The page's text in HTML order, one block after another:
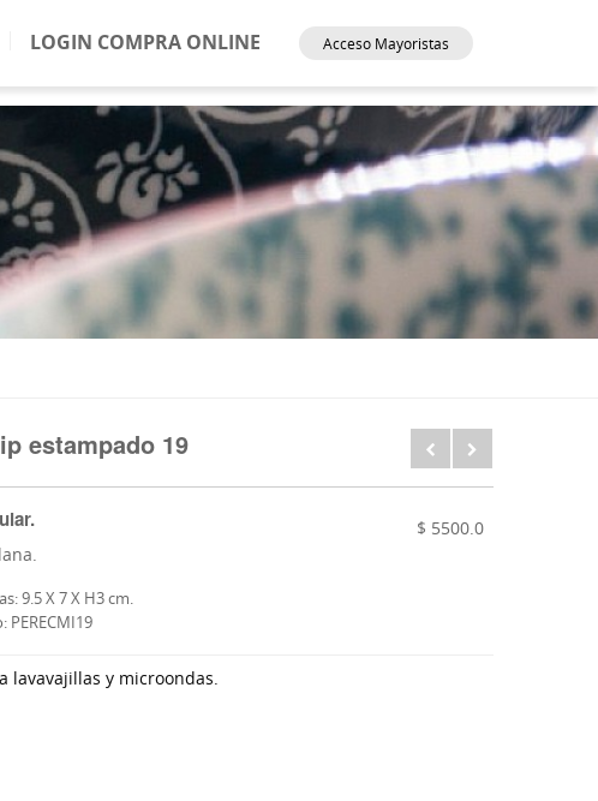
Acceso Mayoristas
LOGIN COMPRA ONLINE
estampado 19
9.5 X 7 X H3 cm.
PERECMI19
$ 5500.0
lavavajillas y microondas.